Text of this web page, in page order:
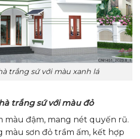
trắng sứ với màu xanh lá
trắng sứ với màu đỏ
màu đậm, mang nét quyến rũ.
màu sơn đỏ trầm ấm, kết hợp